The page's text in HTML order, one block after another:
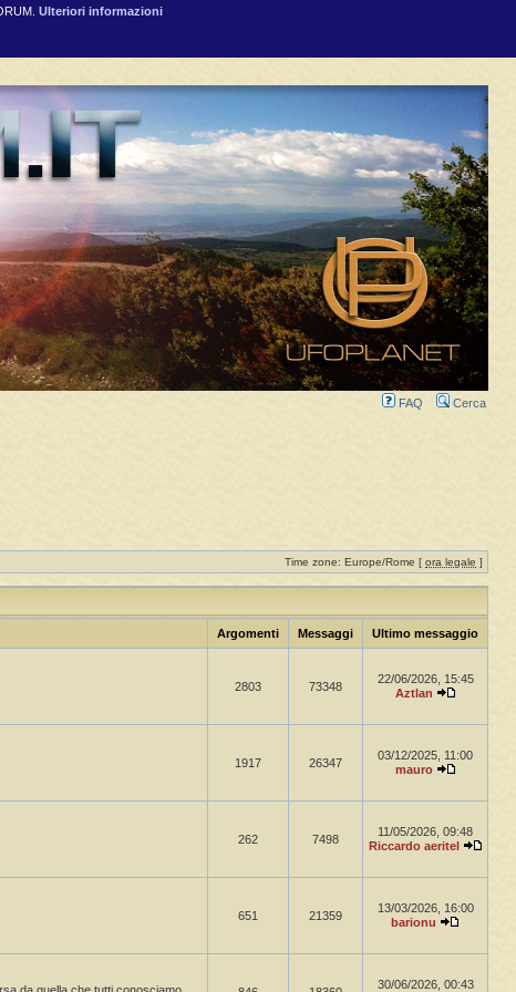
Ulteriori informazioni
FAQ Cerca
Time zone: Europe/Rome [ ora legale ]
Argomenti Messaggi Ultimo messaggio
2803 73348
22/06/2026, 15:45
Aztlan
1917 26347
03/12/2025, 11:00
mauro
262 7498
11/05/2026, 09:48
Riccardo aeritel
651 21359
13/03/2026, 16:00
barionu
30/06/2026, 00:43